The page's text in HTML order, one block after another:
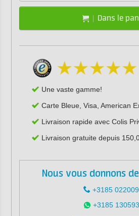
Dans le
Une vaste gamme!
Carte Bleue, Visa, American
Livraison rapide avec Colis
Livraison gratuite depuis
Nous vous donnons
+3185
+3185